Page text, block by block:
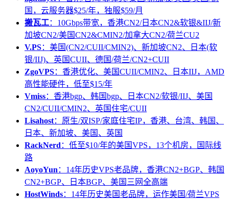
国，云服务器$25/年，独服$59/月
搬瓦工：10Gbps带宽，香港CN2/日本CN2&软银&IIJ/新
加坡CN2/美国CN2&CMIN2/加拿大CN2/荷兰CU2
V.PS：美国(CN2/CUII/CMIN2)、新加坡CN2、日本(软
银/IIJ)、英国CUII、德国/荷兰/CN2+CUII
ZgoVPS：香港优化、美国CUII/CMIN2、日本IIJ，AMD
高性能硬件，低至$15/年
Vmiss：香港bgp、韩国bgp、日本CN2/软银/IIJ、美国
CN2/CUII/CMIN2、英国住宅/CUII
Lisahost：原生/双ISP/家庭住宅IP，香港、台湾、韩国、
日本、新加坡、美国、英国
RackNerd ：低至$10/年的美国VPS，13个机房，国际线
路
AoyoYun ：14年历史VPS老品牌，香港CN2+BGP、韩国
CN2+BGP、日本BGP、美国三网全高端
HostWinds：14年历史美国老品牌，运作美国/荷兰VPS